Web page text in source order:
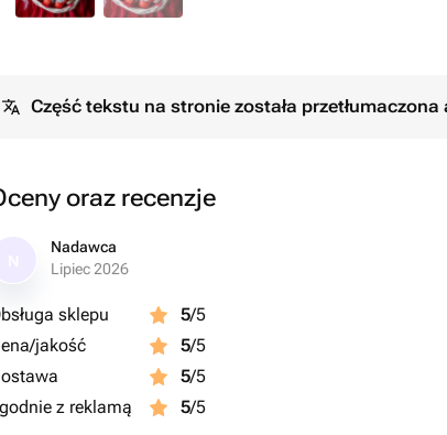
Część tekstu na stronie została
oraz recenzje
Nadawca
Lipiec 2026
sklepu 5/5
jakość
5/5
5/5
z reklamą
5/5